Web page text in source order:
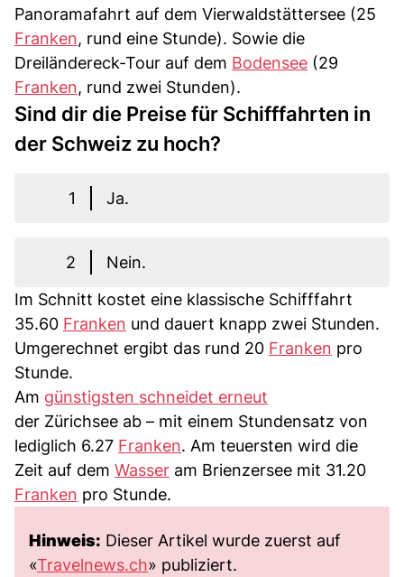
Panoramafahrt auf dem Vierwaldstättersee (25
Franken, rund eine Stunde). Sowie die
Dreiländereck-Tour auf dem Bodensee (29
Franken, rund zwei Stunden).
Sind dir die Preise für Schifffahrten in
der Schweiz zu hoch?
1 Ja.
2
Nein.
Im Schnitt kostet eine klassische Schifffahrt
35.60 Franken und dauert knapp zwei Stunden.
Umgerechnet ergibt das rund 20 Franken pro
Stunde.
Am günstigsten schneidet erneut
der Zürichsee ab – mit einem Stundensatz von
lediglich 6.27 Franken. Am teuersten wird die
Zeit auf dem Wasser am Brienzersee mit 31.20
Franken pro Stunde.
Hinweis: Dieser Artikel wurde zuerst auf
«Travelnews.ch» publiziert.